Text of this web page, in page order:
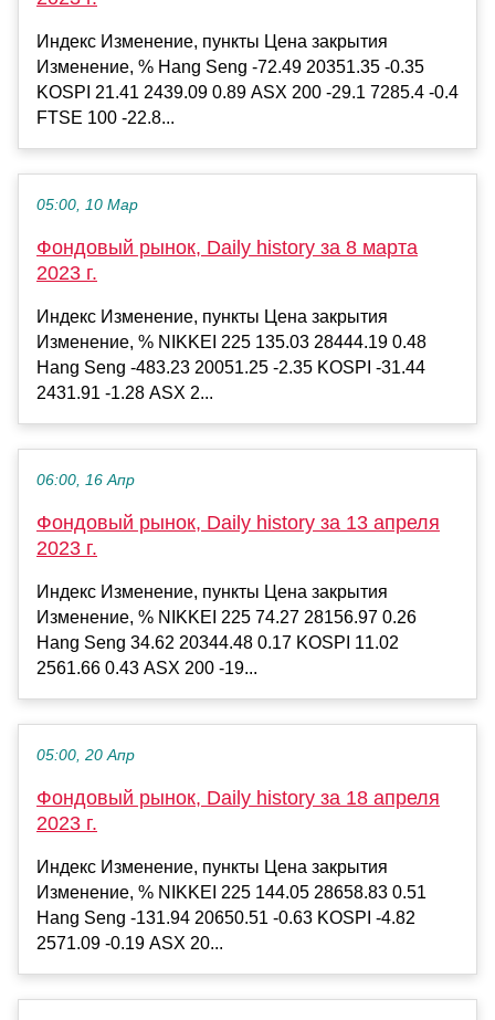
Индекс Изменение, пункты Цена закрытия
Изменение, % Hang Seng -72.49 20351.35 -0.35
KOSPI 21.41 2439.09 0.89 ASX 200 -29.1 7285.4 -0.4
FTSE 100 -22.8...
05:00, 10 Мар
Фондовый рынок, Daily history за 8 марта
2023 г.
Индекс Изменение, пункты Цена закрытия
Изменение, % NIKKEI 225 135.03 28444.19 0.48
Hang Seng -483.23 20051.25 -2.35 KOSPI -31.44
2431.91 -1.28 ASX 2...
06:00, 16 Апр
Фондовый рынок, Daily history за 13 апреля
2023 г.
Индекс Изменение, пункты Цена закрытия
Изменение, % NIKKEI 225 74.27 28156.97 0.26
Hang Seng 34.62 20344.48 0.17 KOSPI 11.02
2561.66 0.43 ASX 200 -19...
05:00, 20 Апр
Фондовый рынок, Daily history за 18 апреля
2023 г.
Индекс Изменение, пункты Цена закрытия
Изменение, % NIKKEI 225 144.05 28658.83 0.51
Hang Seng -131.94 20650.51 -0.63 KOSPI -4.82
2571.09 -0.19 ASX 20...